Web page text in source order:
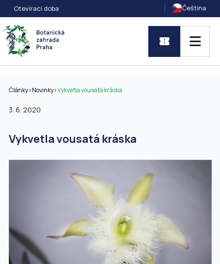
Otevírací doba Čeština
Články>Novinky>Vykvetla vousatá kráska
3. 6. 2020
Vykvetla vousatá kráska